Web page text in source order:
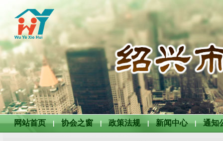
网站首页 | 协会之窗 | 政策法规 | 新闻中心 | 通知